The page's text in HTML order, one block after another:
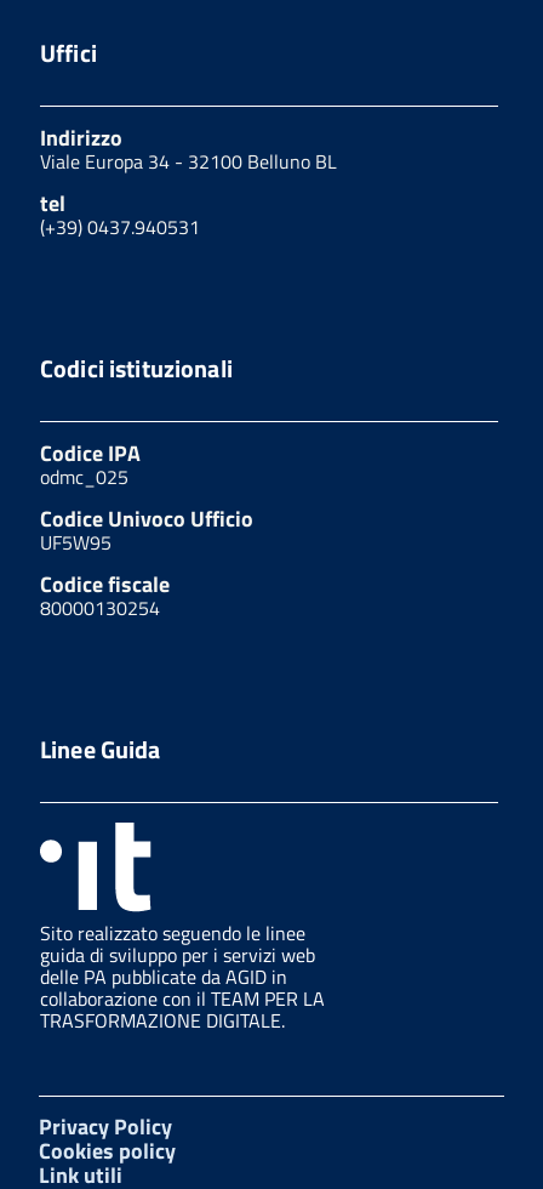
Uffici
Indirizzo
Viale Europa 34 - 32100 Belluno BL
tel
(+39) 0437.940531
Codici istituzionali
Codice IPA
odmc_025
Codice Univoco Ufficio
UF5W95
Codice fiscale
80000130254
Linee Guida
Sito realizzato seguendo le linee
guida di sviluppo per i servizi web
delle PA pubblicate da AGID in
collaborazione con il TEAM PER LA
TRASFORMAZIONE DIGITALE.
Privacy Policy
Cookies policy
Link utili